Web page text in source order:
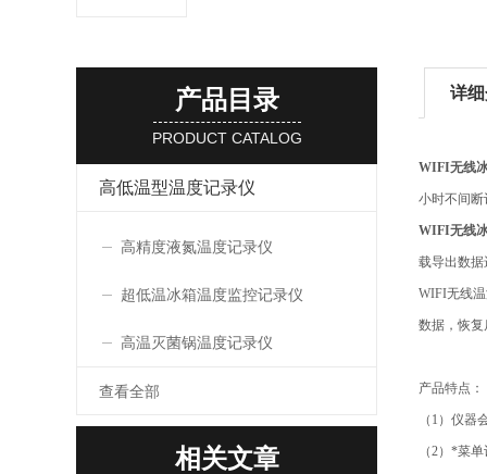
产品目录
PRODUCT CATALOG
高低温型温度记录仪
高精度液氮温度记录仪
超低温冰箱温度监控记录仪
高温灭菌锅温度记录仪
查看全部
相关文章
详
WIFI无线
小时不间
WIFI无线
载导出数
WIFI无线
数据，恢
产品特点：
（1）仪
（2）*菜